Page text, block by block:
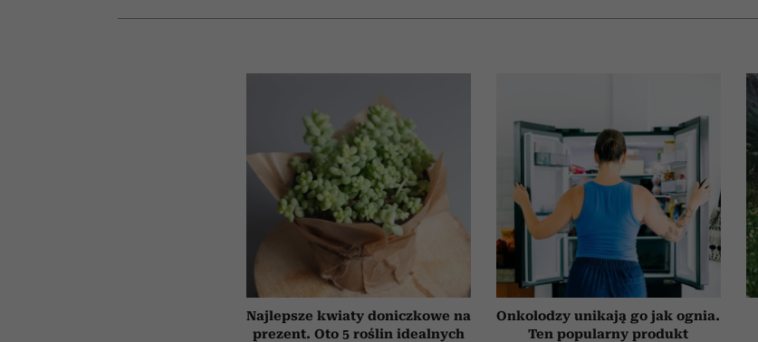
Najlepsze kwiaty doniczkowe na
prezent. Oto 5 roślin idealnych
Onkolodzy unikają go jak ognia.
Ten popularny produkt